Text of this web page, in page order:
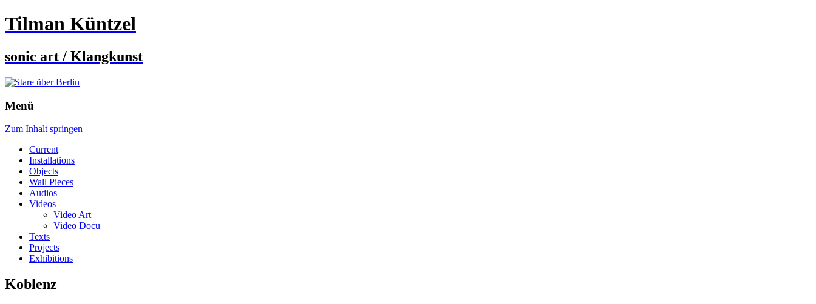
Tilman Küntzel
sonic art / Klangkunst
Menü
Zum Inhalt springen
Current
Installations
Objects
Wall Pieces
Audios
Videos
Video Art
Video Docu
Texts
Projects
Exhibitions
Koblenz